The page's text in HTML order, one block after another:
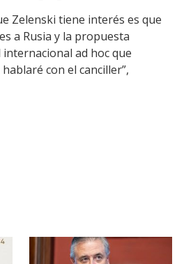
Zelenski tiene interés es que
a Rusia y la propuesta
ad hoc que
con el canciller”,